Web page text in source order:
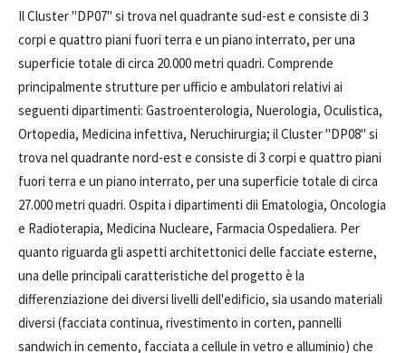
Il Cluster "DP07" si trova nel quadrante sud-est e consiste di 3
corpi e quattro piani fuori terra e un piano interrato, per una
superficie totale di circa 20.000 metri quadri. Comprende
principalmente strutture per ufficio e ambulatori relativi ai
seguenti dipartimenti: Gastroenterologia, Nuerologia, Oculistica,
Ortopedia, Medicina infettiva, Neruchirurgia; il Cluster "DP08" si
trova nel quadrante nord-est e consiste di 3 corpi e quattro piani
fuori terra e un piano interrato, per una superficie totale di circa
27.000 metri quadri. Ospita i dipartimenti dii Ematologia, Oncologia
e Radioterapia, Medicina Nucleare, Farmacia Ospedaliera. Per
quanto riguarda gli aspetti architettonici delle facciate esterne,
una delle principali caratteristiche del progetto è la
differenziazione dei diversi livelli dell'edificio, sia usando materiali
diversi (facciata continua, rivestimento in corten, pannelli
sandwich in cemento, facciata a cellule in vetro e alluminio) che